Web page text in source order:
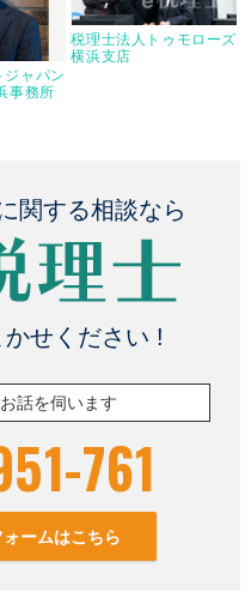
ジャパン
事務所
税理士法人トゥモローズ
横浜支店
関する相談なら
かせください !
話を伺います
761
ームはこちら